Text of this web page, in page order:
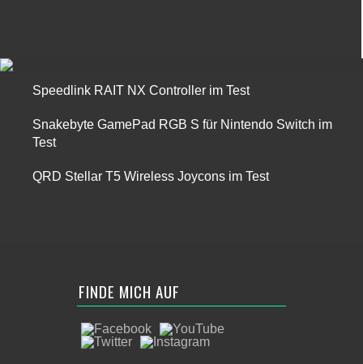
Speedlink RAIT NX Controller im Test
Snakebyte GamePad RGB S für Nintendo Switch im
Test
QRD Stellar T5 Wireless Joycons im Test
FINDE MICH AUF